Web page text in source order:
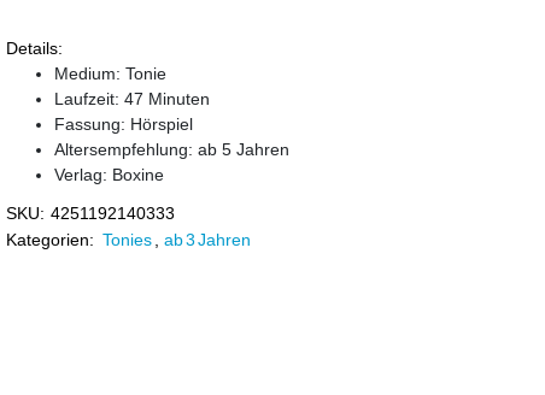
Details:
Medium: Tonie
Laufzeit: 47 Minuten
Fassung: Hörspiel
Altersempfehlung: ab 5 Jahren
Verlag: Boxine
SKU: 4251192140333
Kategorien: Tonies ab 3 Jahren